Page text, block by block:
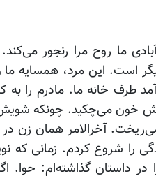
ما روح مرا رنجور
است. این مرد، همسایه ما
طرف خانه ما. مادرم را به
خون می‌چکید. چونکه شویش
آخرالامر همان
شروع کردم. زمانی که
داستان گذاشته‌ام: حوا.